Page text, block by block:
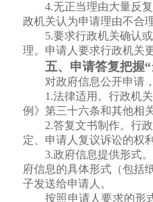
4.无正当理由大量反
政机关认为申请理由不合
5.要求行政机关确认
理。申请人要求行政机关
五、申请答复把握
对政府信息公开申请
1.法律适用。行政机
例》第三十六条和其他相
2.答复文书制作。行
定、申请人复议诉讼的权
3.政府信息提供形式
府信息的具体形式（包括
子发送给申请人。
按照申请人要求的形